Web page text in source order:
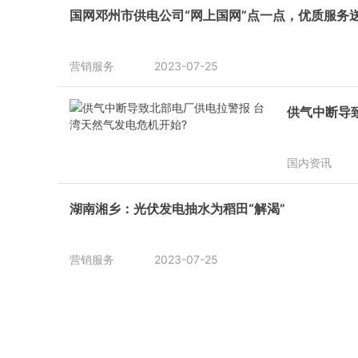
国网邓州市供电公司“网上国网”点一点，优质服务
营销服务 2023-07-25
供气中断导
国内资讯
湖南湘乡：光伏发电抽水为稻田“解渴”
营销服务 2023-07-25